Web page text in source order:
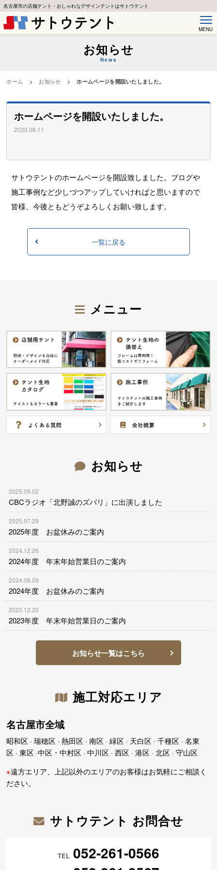
名古屋市の店舗テント・おしゃれなデザインテントはサトウテント
MENU
お知らせ
News
ホーム > お知らせ > ホームページを開設いたしました。
ホームページを開設いたしました。
2020.08.11
サトウテントのホームページを開設致しました。ブログや
施工事例など少しづつアップしていければと思いますので
皆様、今後ともどうぞよろしくお願い致します。
一覧に戻る
メニュー
お知らせ
2025.09.02
CBCラジオ「北野誠のズバリ」に出演しました
2025.07.29
2025年度 お盆休みのご案内
2024.12.26
2024年度 年末年始営業日のご案内
2024.08.09
2024年度 お盆休みのご案内
2023.12.20
2023年度 年末年始営業日のご案内
お知らせ一覧はこちら
施工対応エリア
名古屋市全域
昭和区 · 瑞穂区 · 熱田区 · 南区 · 緑区 · 天白区 · 千種区 · 名東
区 · 東区 ·中区・中村区 · 中川区 · 西区 · 港区 · 北区 · 守山区
※遠方エリア、上記以外のエリアのお客様はお気軽にご相談く
ださい。
サトウテント お問合せ
TEL 052-261-0566